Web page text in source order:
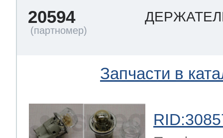
20594
Запчасти в